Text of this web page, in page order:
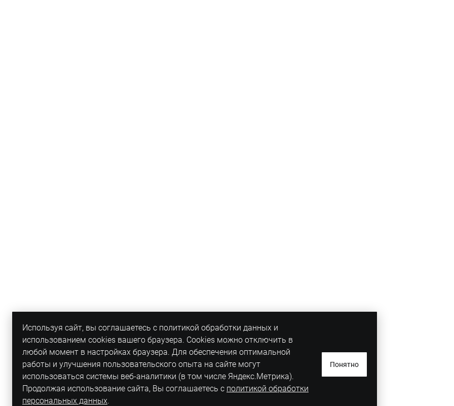
Используя сайт, вы соглашаетесь с политикой обработки данных и
использованием cookies вашего браузера. Cookies можно отключить в
любой момент в настройках браузера. Для обеспечения оптимальной
работы и улучшения пользовательского опыта на сайте могут
использоваться системы веб-аналитики (в том числе Яндекс.Метрика).
Продолжая использование сайта, Вы соглашаетесь с политикой обработки
персональных данных.
Понятно